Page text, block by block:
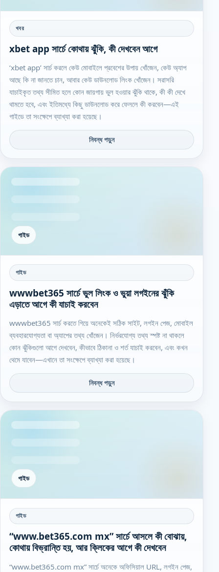
খবর
xbet app সার্চে কোথায় ঝুঁকি, কী দেখবেন আগে
‘xbet app’ সার্চ করলে কেউ মোবাইলে প্রবেশের উপায় খোঁজেন, কেউ অ্যাপ
আছে কি না জানতে চান, আবার কেউ ডাউনলোড লিংক খোঁজেন। সরাসরি
যাচাইকৃত তথ্য সীমিত হলে কোন জায়গায় ভুল হওয়ার ঝুঁকি থাকে, কী কী দেখে
থামতে হবে, এবং ইতিমধ্যে কিছু ডাউনলোড করে ফেললে কী করবেন—এই
গাইডে তা সংক্ষেপে ব্যাখ্যা করা হয়েছে।
নিবন্ধ পড়ুন
গাইড
গাইড
wwwbet365 সার্চে ভুল লিংক ও ভুয়া লগইনের ঝুঁকি
এড়াতে আগে কী যাচাই করবেন
wwwbet365 সার্চ করতে গিয়ে অনেকেই সঠিক সাইট, লগইন পেজ, মোবাইল
ব্যবহারযোগ্যতা বা অ্যাপের তথ্য খোঁজেন। নির্ভরযোগ্য তথ্য স্পষ্ট না থাকলে
কোন ঝুঁকিগুলো আগে দেখবেন, কীভাবে ঠিকানা ও শর্ত যাচাই করবেন, এবং কখন
থেমে যাবেন—এখানে তা সংক্ষেপে ব্যাখ্যা করা হয়েছে।
নিবন্ধ পড়ুন
গাইড
গাইড
“www.bet365.com mx” সার্চে আসলে কী বোঝায়,
কোথায় বিভ্রান্তি হয়, আর ক্লিকের আগে কী দেখবেন
“www.bet365.com mx” সার্চে অনেকে অফিসিয়াল URL, লগইন পেজ,